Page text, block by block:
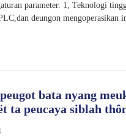
parameter. 1, Teknologi
deungon mengoperasikan
bata nyang
ta peucaya siblah